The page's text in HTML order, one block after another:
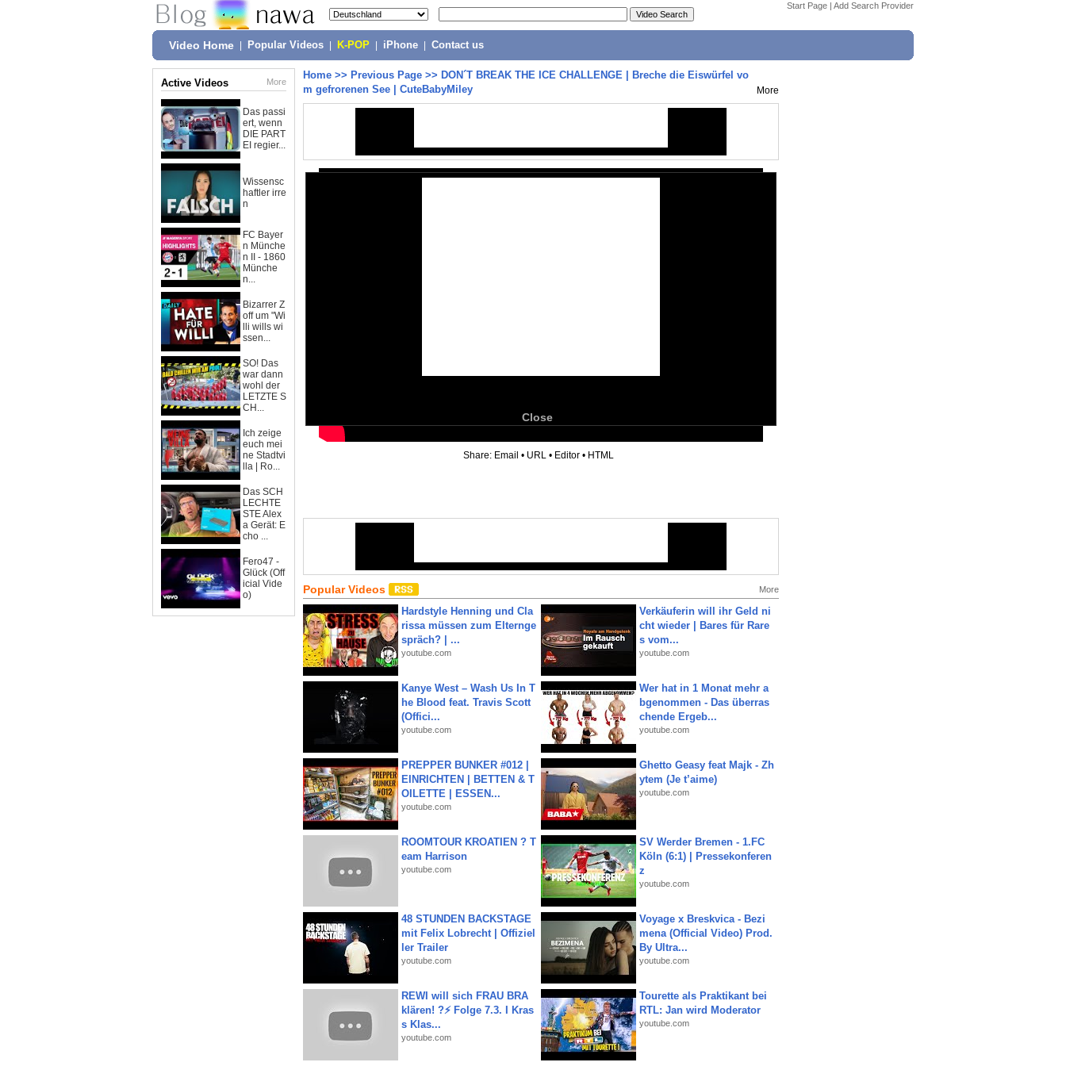
Start Page | Add Search Provider
Video Home Popular Videos K-POP iPhone Contact us
Active Videos More
Das passi
ert, wenn
DIE PART
EI regier...
Wissensc
haftler irre
n
FC Bayer
n Münche
n II - 1860
Münche
n...
Bizarrer Z
off um "Wi
lli wills wi
ssen...
SO! Das
war dann
wohl der
LETZTE S
CH...
Ich zeige
euch mei
ne Stadtvi
lla | Ro...
Das SCH
LECHTE
STE Alex
a Gerät: E
cho ...
Fero47 -
Glück (Off
icial Vide
o)
Home >> Previous Page >> DON´T BREAK THE ICE CHALLENGE | Breche die Eiswürfel vo
m gefrorenen See | CuteBabyMiley
More
Close
Share: Email • URL • Editor • HTML
Popular Videos More
Hardstyle Henning und Cla
rissa müssen zum Elternge
spräch? | ...
youtube.com
Verkäuferin will ihr Geld ni
cht wieder | Bares für Rare
s vom...
youtube.com
Kanye West – Wash Us In T
he Blood feat. Travis Scott
(Offici...
youtube.com
Wer hat in 1 Monat mehr a
bgenommen - Das überras
chende Ergeb...
youtube.com
PREPPER BUNKER #012 |
EINRICHTEN | BETTEN & T
OILETTE | ESSEN...
youtube.com
Ghetto Geasy feat Majk - Zh
ytem (Je t’aime)
youtube.com
ROOMTOUR KROATIEN ? T
eam Harrison
youtube.com
SV Werder Bremen - 1.FC
Köln (6:1) | Pressekonferen
z
youtube.com
48 STUNDEN BACKSTAGE
mit Felix Lobrecht | Offiziel
ler Trailer
youtube.com
Voyage x Breskvica - Bezi
mena (Official Video) Prod.
By Ultra...
youtube.com
REWI will sich FRAU BRA
klären! ?⚡️ Folge 7.3. I Kras
s Klas...
youtube.com
Tourette als Praktikant bei
RTL: Jan wird Moderator
youtube.com